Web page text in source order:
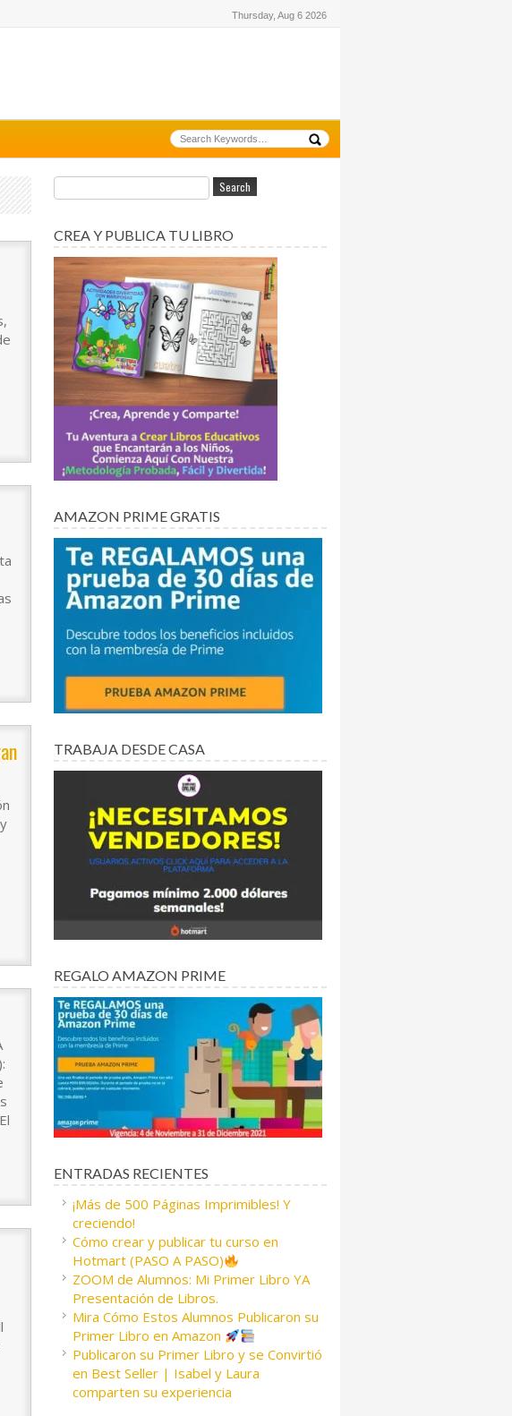
Thursday, Aug 6 2026
CREA Y PUBLICA TU LIBRO
AMAZON PRIME GRATIS
TRABAJA DESDE CASA
REGALO AMAZON PRIME
ENTRADAS RECIENTES
¡Más de 500 Páginas Imprimibles! Y
creciendo!
Cómo crear y publicar tu curso en
Hotmart (PASO A PASO)
ZOOM de Alumnos: Mi Primer Libro YA
Presentación de Libros.
Mira Cómo Estos Alumnos Publicaron su
Primer Libro en Amazon
Publicaron su Primer Libro y se Convirtió
en Best Seller | Isabel y Laura
comparten su experiencia